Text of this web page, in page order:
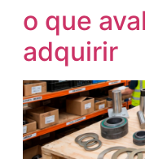
o que
adquirir